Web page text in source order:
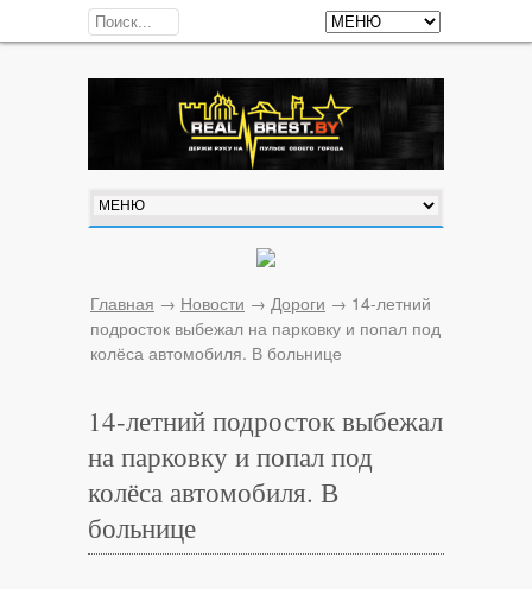
Главная → Новости → Дороги → 14-летний
подросток выбежал на парковку и попал под
колёса автомобиля. В больнице
14-летний подросток выбежал
на парковку и попал под
колёса автомобиля. В
больнице